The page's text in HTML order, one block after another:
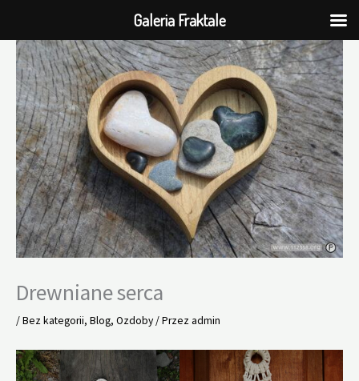
Przejdź
treści
Drewniane serca
/Bez kategorii, Blog, Ozdoby/ Przezadmin
Galeria Fraktale